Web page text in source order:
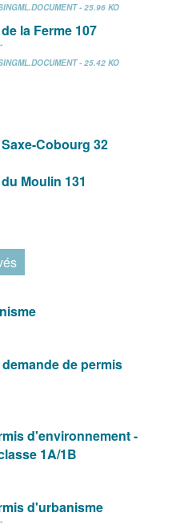
- 25.96 KO
la Ferme 107
- 25.42 KO
Cobourg 32
Moulin 131
de permis
d'environnement -
1A/1B
d'urbanisme